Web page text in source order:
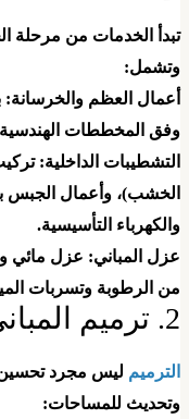
الخدمات من مرحلة
العظم والخرسانة:
المخططات الهندسية
الداخلية:
وأعمال الجبس
التأسيسية.
المباني: عزل مائي
الرطوبة وتسربات
والخارج
ليس مجرد تحسين
للمساحات: